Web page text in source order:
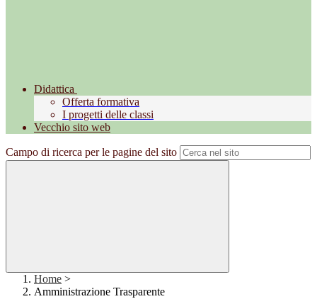
Didattica
Offerta formativa
I progetti delle classi
Vecchio sito web
Campo di ricerca per le pagine del sito
Home >
Amministrazione Trasparente